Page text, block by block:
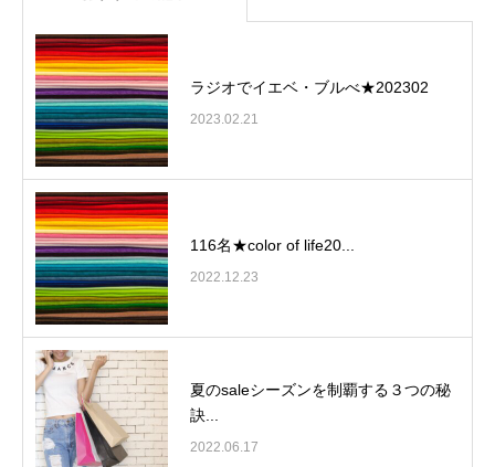
ラジオでイエベ・ブルべ★202302
2023.02.21
116名★color of life20...
2022.12.23
夏のsaleシーズンを制覇する３つの秘
訣...
2022.06.17